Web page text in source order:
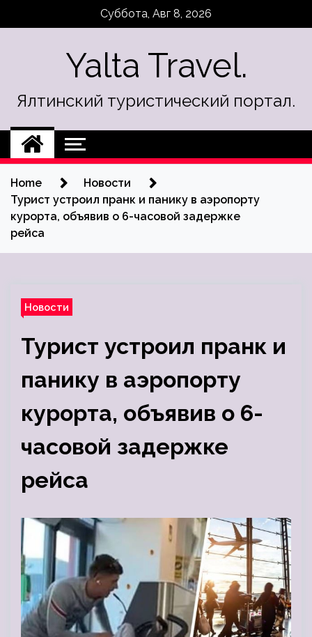
Суббота, Авг 8, 2026
Yalta Travel.
Ялтинский туристический портал.
Home
Новости
Турист устроил пранк и панику в аэропорту
курорта, объявив о 6-часовой задержке
рейса
Новости
Турист устроил пранк и
панику в аэропорту
курорта, объявив о 6-
часовой задержке
рейса